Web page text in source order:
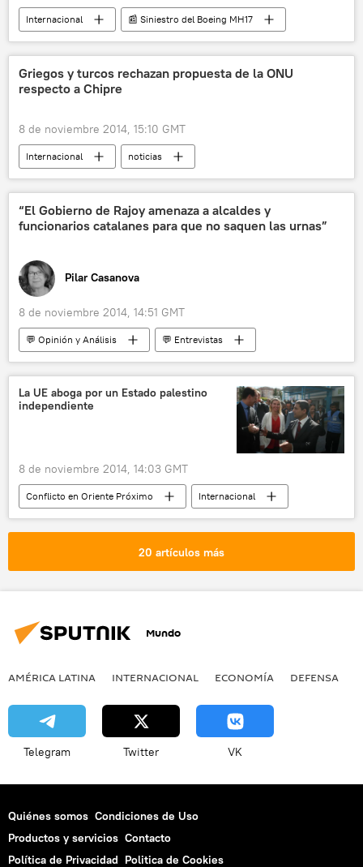
Internacional
📰 Siniestro del Boeing MH17
noticias
Griegos y turcos rechazan propuesta de la ONU
respecto a Chipre
8 de noviembre 2014, 15:10 GMT
Internacional noticias
“El Gobierno de Rajoy amenaza a alcaldes y
funcionarios catalanes para que no saquen las urnas”
Pilar Casanova
8 de noviembre 2014, 14:51 GMT
💬 Opinión y Análisis
💬 Entrevistas
📰 Proceso soberanista catalán
La UE aboga por un Estado palestino
independiente
8 de noviembre 2014, 14:03 GMT
Conflicto en Oriente Próximo
Internacional
noticias
20 artículos más
Mundo
AMÉRICA LATINA INTERNACIONAL ECONOMÍA DEFENSA
Telegram Twitter VK
Quiénes somos Condiciones de Uso
Productos y servicios Contacto
Política de Privacidad Politica de Cookies